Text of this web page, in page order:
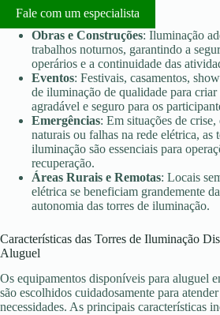
Fale com um especialista
Obras e Construções: Iluminação
trabalhos noturnos, garantindo a
operários e a continuidade das
Eventos: Festivais, casamentos,
de iluminação de qualidade para
agradável e seguro para os
Emergências: Em situações de crise,
naturais ou falhas na rede elétrica, as
iluminação são essenciais para
recuperação.
Áreas Rurais e Remotas: Locais
elétrica se beneficiam grandemente
autonomia das torres de iluminação.
Características das Torres de Iluminação
Aluguel
Os equipamentos disponíveis para aluguel
são escolhidos cuidadosamente para
necessidades. As principais características